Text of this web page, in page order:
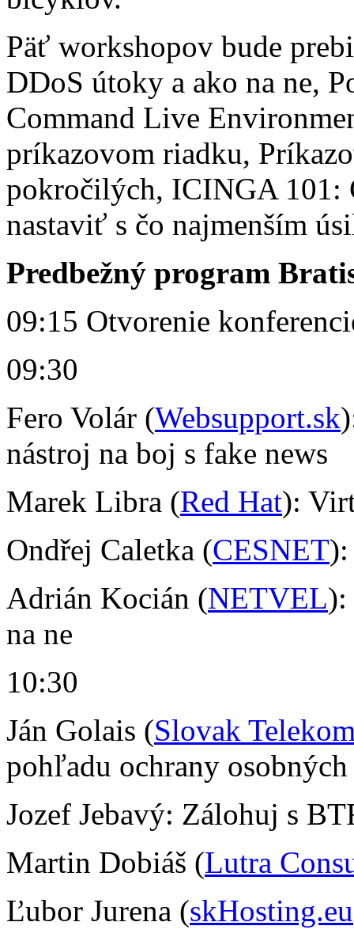
Päť workshopov bude
DDoS útoky a ako na ne,
Command Live
príkazovom riadku,
pokročilých, ICINGA 101:
nastaviť s čo najmenším
Predbežný program
09:15 Otvorenie
09:30
Fero Volár (Websupport.sk
nástroj na boj s fake news
Marek Libra (Red Hat):
Ondřej Caletka (CESNET):
Adrián Kocián (NETVEL):
na ne
10:30
Ján Golais (Slovak
pohľadu ochrany
Jozef Jebavý: Zálohuj s
Martin Dobiáš (Lutra
Ľubor Jurena (skHosting.eu